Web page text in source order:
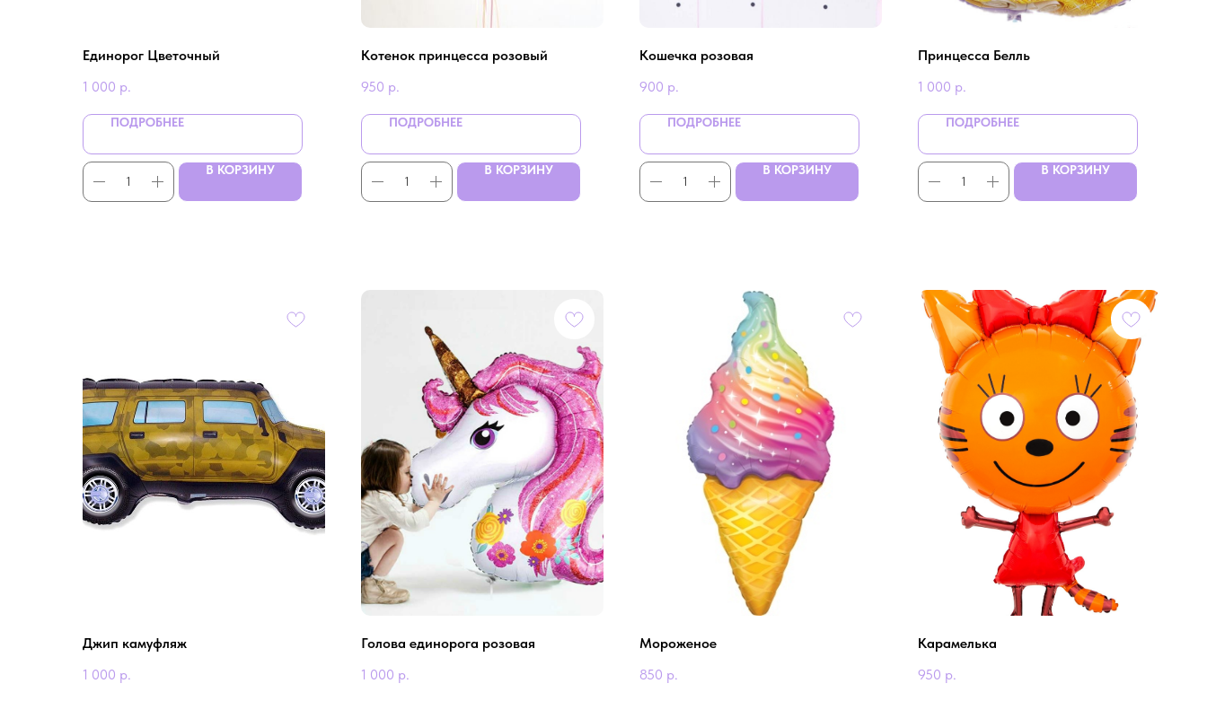
Единорог Цветочный
1 000 р.
ПОДРОБНЕЕ
В КОРЗИНУ
Котенок принцесса розовый
950 р.
ПОДРОБНЕЕ
В КОРЗИНУ
Кошечка розовая
900 р.
ПОДРОБНЕЕ
В КОРЗИНУ
Принцесса Белль
1 000 р.
ПОДРОБНЕЕ
В КОРЗИНУ
Джип камуфляж
1 000 р.
Голова единорога розовая
1 000 р.
Мороженое
850 р.
Карамелька
950 р.